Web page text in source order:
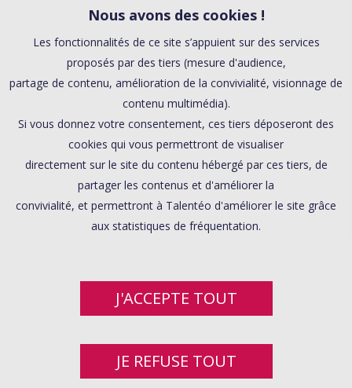
Nous avons des cookies !
Les fonctionnalités de ce site s’appuient sur des services
proposés par des tiers (mesure d'audience,
partage de contenu, amélioration de la convivialité, visionnage de
contenu multimédia).
Si vous donnez votre consentement, ces tiers déposeront des
cookies qui vous permettront de visualiser
directement sur le site du contenu hébergé par ces tiers, de
partager les contenus et d'améliorer la
convivialité, et permettront à Talentéo d'améliorer le site grâce
aux statistiques de fréquentation.
J'ACCEPTE TOUT
JE REFUSE TOUT